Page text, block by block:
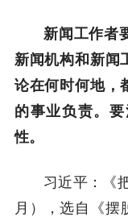
新闻工作者
新闻机构和新闻
论在何时何地，
的事业负责。
性。
习近平：《
月），选自《摆